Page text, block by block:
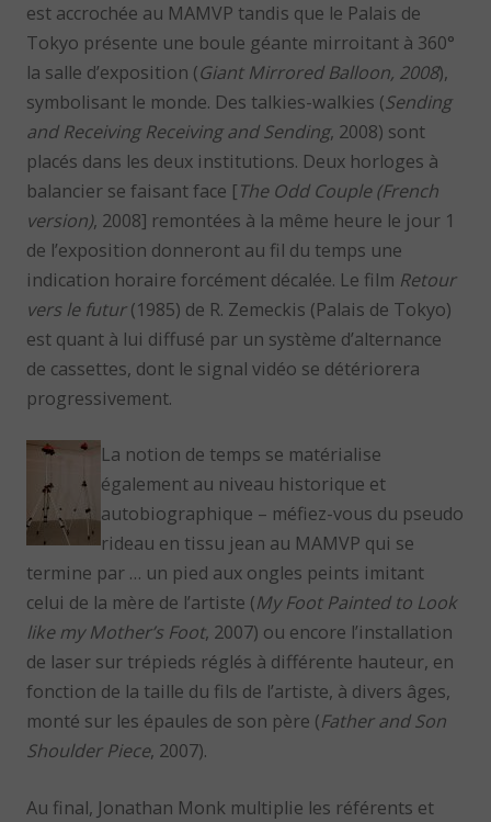
est accrochée au MAMVP tandis que le Palais de
Tokyo présente une boule géante mirroitant à 360°
la salle d’exposition (Giant Mirrored Balloon, 2008),
symbolisant le monde. Des talkies-walkies (Sending
and Receiving Receiving and Sending, 2008) sont
placés dans les deux institutions. Deux horloges à
balancier se faisant face [The Odd Couple (French
version), 2008] remontées à la même heure le jour 1
de l’exposition donneront au fil du temps une
indication horaire forcément décalée. Le film Retour
vers le futur(1985) de R. Zemeckis (Palais de Tokyo)
est quant à lui diffusé par un système d’alternance
de cassettes, dont le signal vidéo se détériorera
progressivement.
La notion de temps se matérialise
également au niveau historique et
autobiographique – méfiez-vous du pseudo
rideau en tissu jean au MAMVP qui se
termine par … un pied aux ongles peints imitant
celui de la mère de l’artiste (My Foot Painted to Look
like my Mother’s Foot, 2007) ou encore l’installation
de laser sur trépieds réglés à différente hauteur, en
fonction de la taille du fils de l’artiste, à divers âges,
monté sur les épaules de son père (Father and Son
Shoulder Piece, 2007).
Au final, Jonathan Monk multiplie les référents et